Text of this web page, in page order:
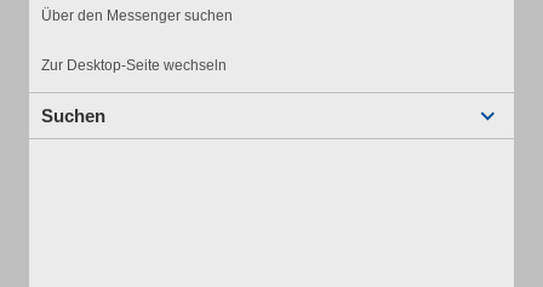
Über den Messenger suchen
Zur Desktop-Seite wechseln
Suchen